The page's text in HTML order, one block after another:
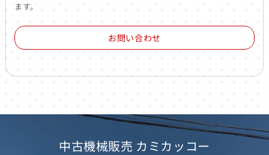
ます。
お問い合わせ
中古機械販売 カミカッコー